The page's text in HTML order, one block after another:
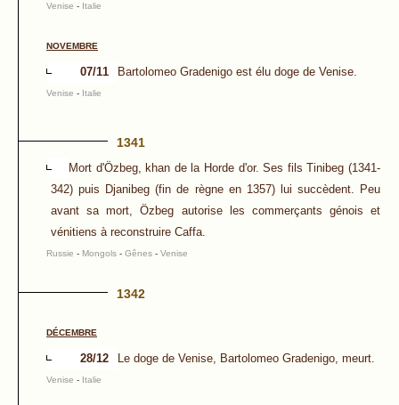
Venise - Italie
NOVEMBRE
07/11 Bartolomeo Gradenigo est élu doge de Venise.
Venise - Italie
1341
Mort d'Özbeg, khan de la Horde d'or. Ses fils Tinibeg (1341-
342) puis Djanibeg (fin de règne en 1357) lui succèdent. Peu
avant sa mort, Özbeg autorise les commerçants génois et
vénitiens à reconstruire Caffa.
Russie - Mongols - Gênes - Venise
1342
DÉCEMBRE
28/12 Le doge de Venise, Bartolomeo Gradenigo, meurt.
Venise - Italie